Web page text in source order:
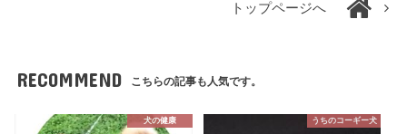
トップページへ
RECOMMEND こちらの記事も人気です。
犬の健康 うちのコーギー犬